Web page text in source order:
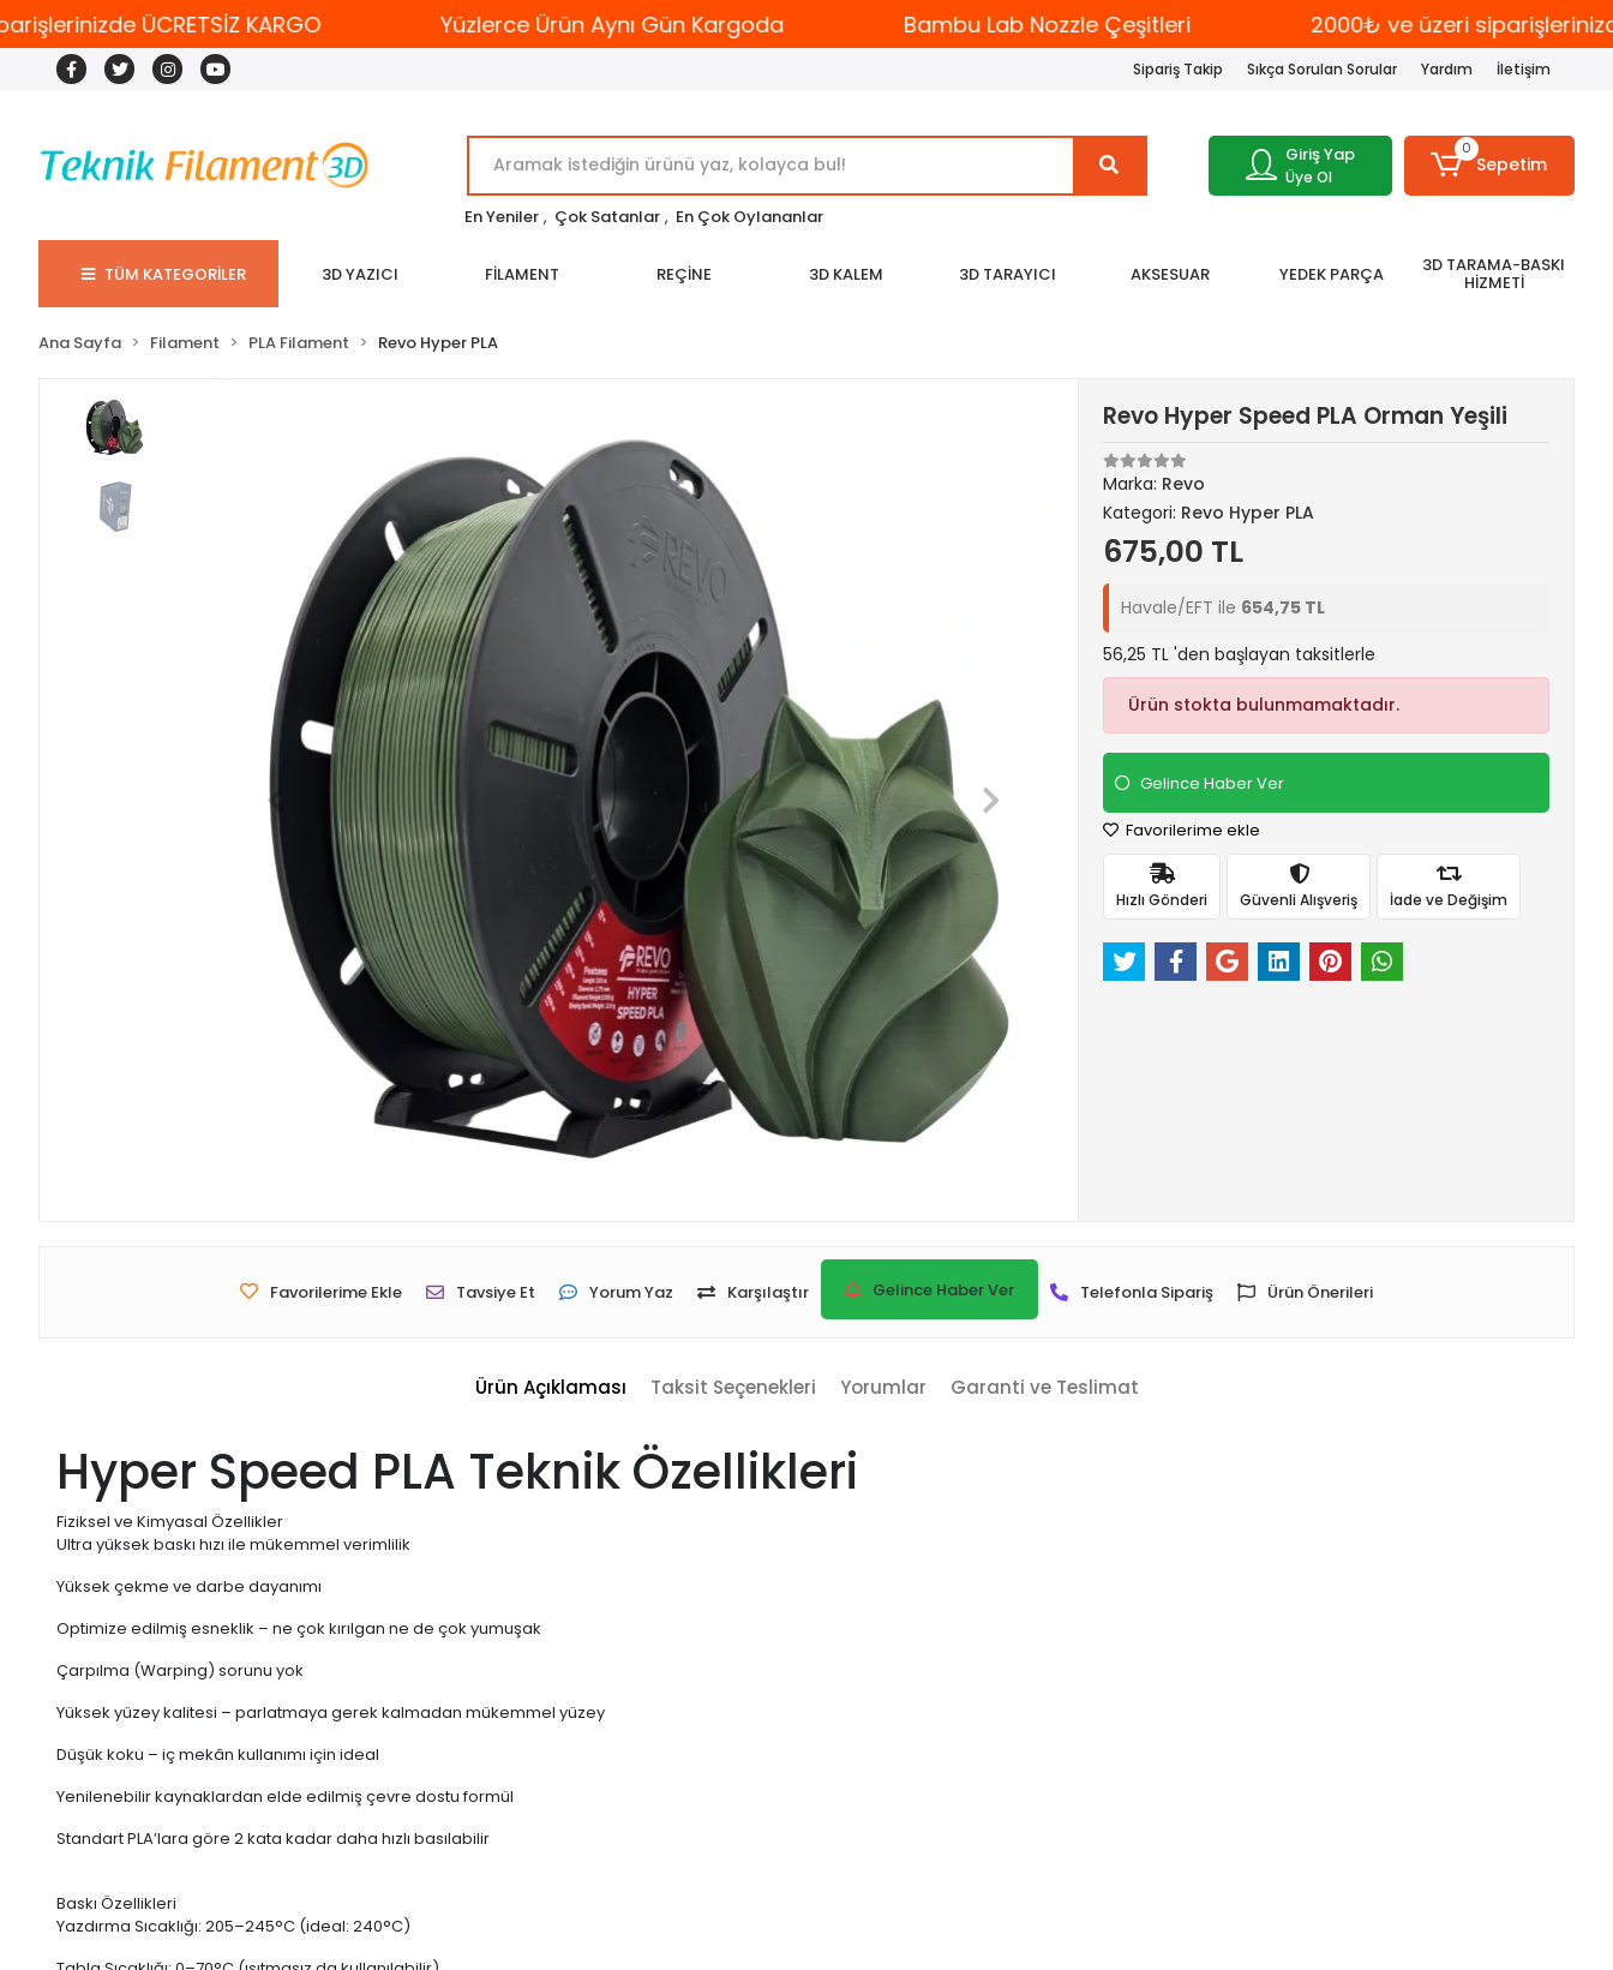
ÜCRETSİZ KARGO Yüzlerce Ürün Aynı Gün Kargoda Bambu Lab Nozzle Çeşitleri 2000₺ ve üzeri siparişlerinizde
Sipariş Takip Sıkça Sorulan Sorular Yardım İletişim
En Yeniler , Çok Satanlar , En Çok Oylananlar
Giriş Yap
Üye Ol
0
Sepetim
TÜM KATEGORİLER 3D YAZICI FİLAMENT REÇİNE 3D KALEM 3D TARAYICI AKSESUAR YEDEK PARÇA 3D TARAMA-BASKI
HİZMETİ
Ana Sayfa Filament PLA Filament Revo Hyper PLA
Revo Hyper Speed PLA Orman Yeşili
Marka: Revo
Kategori: Revo Hyper PLA
675,00 TL
Havale/EFT ile 654,75 TL
56,25 TL 'den başlayan taksitlerle
Ürün stokta bulunmamaktadır.
Gelince Haber Ver
Favorilerime ekle
Hızlı Gönderi Güvenli Alışveriş İade ve Değişim
Favorilerime Ekle Tavsiye Et Yorum Yaz Karşılaştır Gelince Haber Ver Telefonla Sipariş Ürün Önerileri
Ürün Açıklaması Taksit Seçenekleri Yorumlar Garanti ve Teslimat
Hyper Speed PLA Teknik Özellikleri
Fiziksel ve Kimyasal Özellikler
Ultra yüksek baskı hızı ile mükemmel verimlilik
Yüksek çekme ve darbe dayanımı
Optimize edilmiş esneklik – ne çok kırılgan ne de çok yumuşak
Çarpılma (Warping) sorunu yok
Yüksek yüzey kalitesi – parlatmaya gerek kalmadan mükemmel yüzey
Düşük koku – iç mekân kullanımı için ideal
Yenilenebilir kaynaklardan elde edilmiş çevre dostu formül
Standart PLA’lara göre 2 kata kadar daha hızlı basılabilir
Baskı Özellikleri
Yazdırma Sıcaklığı: 205–245°C (ideal: 240°C)